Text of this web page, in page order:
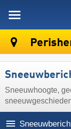
Sneeuwhoogte,